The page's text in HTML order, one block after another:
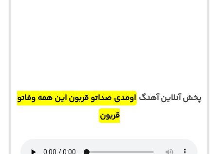
پخش آنلاین آهنگ اومدی صداتو قربون این همه وفاتو
قربون